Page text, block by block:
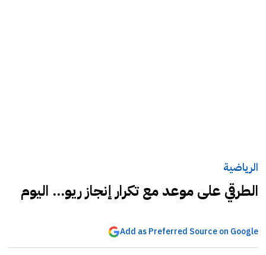
الرياضية
الطرقي على موعد مع تكرار إنجاز ريو... اليوم
Add as Preferred Source on Google